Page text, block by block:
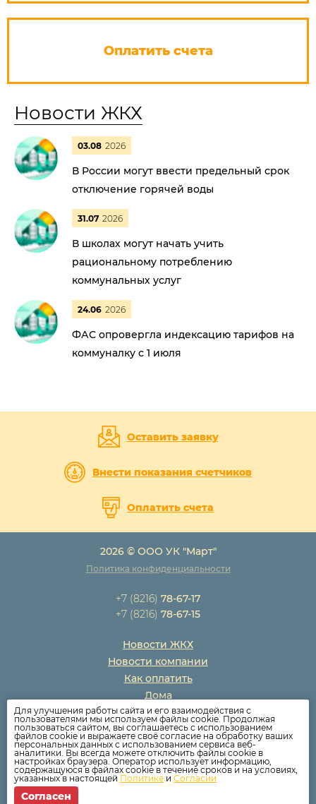
Оплатить счета
Новости ЖКХ
03.08 2026
В России могут ввести предельный срок
отключение горячей воды
31.07 2026
В школах могут начать учить
рациональному потреблению
коммунальных услуг
24.06 2026
ФАС опровергла индексацию тарифов на
коммуналку с 1 июля
Оставить заявку
Внести показания счетчиков
Оплатить счета
2026 © ООО УК "Март"
Политика конфиденциальности
+7 (8216) 78-67-17
+7 (8216) 78-67-15
Новости ЖКХ
Новости компании
Как оплатить
Дома
Раскрытие информации
Вопросы
Для улучшения работы сайта и его взаимодействия с
пользователями мы используем файлы cookie. Продолжая
пользоваться сайтом, вы соглашаетесь с использованием
файлов cookie и выражаете своё согласие на обработку ваших
персональных данных с использованием сервиса веб-
аналитики. Вы всегда можете отключить файлы cookie в
настройках браузера. Оператор использует информацию,
содержащуюся в файлах cookie в течение сроков и на условиях,
указанных в настоящей Политике и Согласии
Согласен